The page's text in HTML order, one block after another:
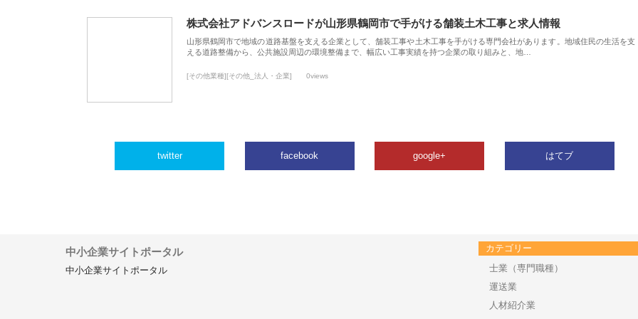
株式会社アドバンスロードが山形県鶴岡市で手がける舗装土木工事と求人情報
山形県鶴岡市で地域の道路基盤を支える企業として、舗装工事や土木工事を手がける専門会社があります。地域住民の生活を支
える道路整備から、公共施設周辺の環境整備まで、幅広い工事実績を持つ企業の取り組みと、地…
[その他業種][その他_法人・企業] 0views
twitter facebook google+ はてブ
中小企業サイトポータル
中小企業サイトポータル
カテゴリー
士業（専門職種）
運送業
人材紹介業